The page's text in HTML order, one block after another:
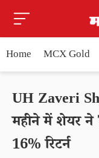
Home MCX Gold
UH Zaveri
महीने में शेयर ने
16% रिटर्न